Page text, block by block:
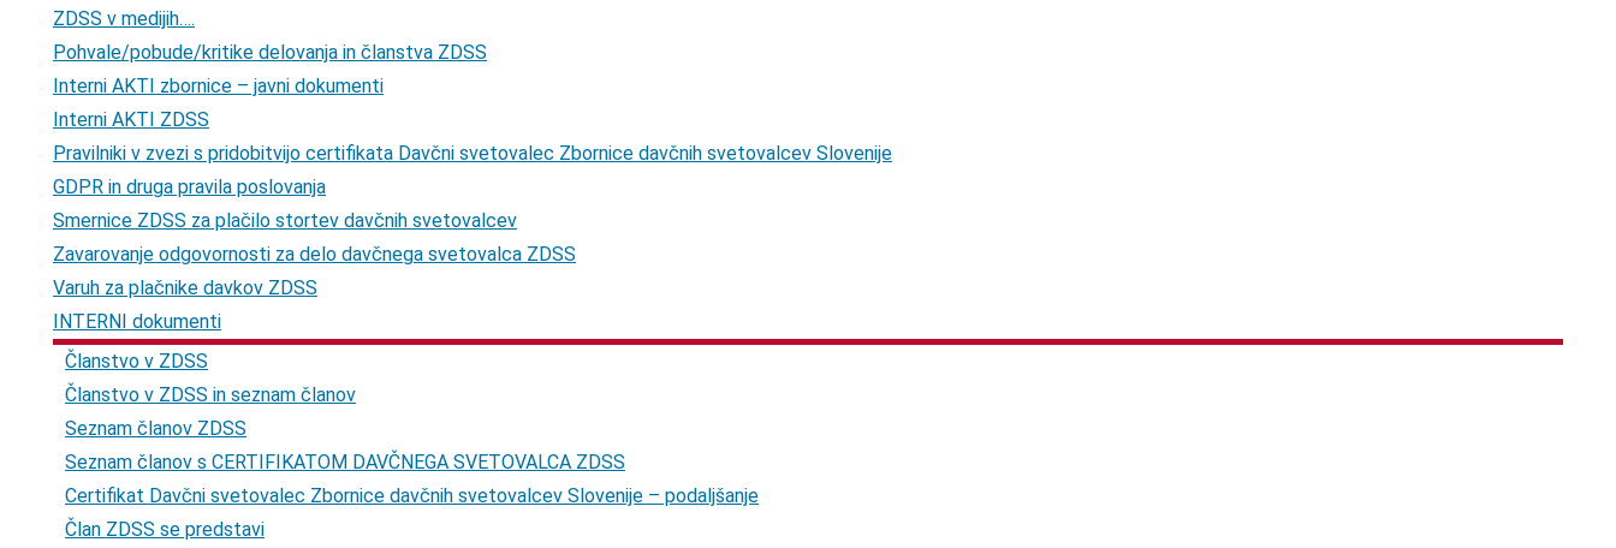
ZDSS v medijih….
Pohvale/pobude/kritike delovanja in članstva ZDSS
Interni AKTI zbornice – javni dokumenti
Interni AKTI ZDSS
Pravilniki v zvezi s pridobitvijo certifikata Davčni svetovalec Zbornice davčnih svetovalcev Slovenije
GDPR in druga pravila poslovanja
Smernice ZDSS za plačilo stortev davčnih svetovalcev
Zavarovanje odgovornosti za delo davčnega svetovalca ZDSS
Varuh za plačnike davkov ZDSS
INTERNI dokumenti
Članstvo v ZDSS
Članstvo v ZDSS in seznam članov
Seznam članov ZDSS
Seznam članov s CERTIFIKATOM DAVČNEGA SVETOVALCA ZDSS
Certifikat Davčni svetovalec Zbornice davčnih svetovalcev Slovenije – podaljšanje
Član ZDSS se predstavi